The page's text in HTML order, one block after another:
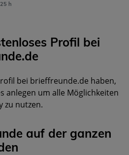
h
Profil bei
bei brieffreunde.de haben,
anlegen um alle Möglichkeiten
zu nutzen.
auf der ganzen